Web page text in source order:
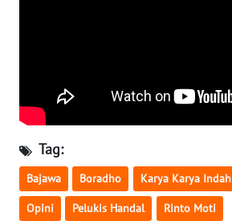
Tag:
Bajawa Boradho Karya Karya Indah
Opini Pelukis Handal Rinto Moti
MAJALENGKA
SUBANG
WN
SUKABUMI